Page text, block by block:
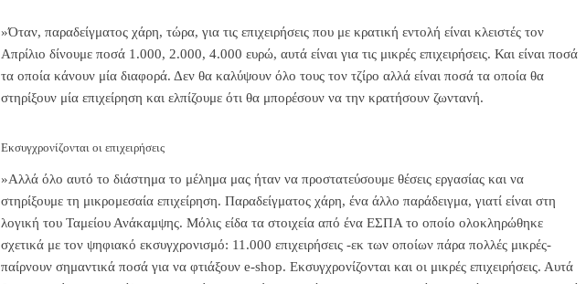
»Όταν, παραδείγματος χάρη, τώρα, για τις επιχειρήσεις που με κρατική εντολή είναι κλειστές τον
Απρίλιο δίνουμε ποσά 1.000, 2.000, 4.000 ευρώ, αυτά είναι για τις μικρές επιχειρήσεις. Και είναι ποσά
τα οποία κάνουν μία διαφορά. Δεν θα καλύψουν όλο τους τον τζίρο αλλά είναι ποσά τα οποία θα
στηρίξουν μία επιχείρηση και ελπίζουμε ότι θα μπορέσουν να την κρατήσουν ζωντανή.
Εκσυγχρονίζονται οι επιχειρήσεις
»Αλλά όλο αυτό το διάστημα το μέλημα μας ήταν να προστατεύσουμε θέσεις εργασίας και να
στηρίξουμε τη μικρομεσαία επιχείρηση. Παραδείγματος χάρη, ένα άλλο παράδειγμα, γιατί είναι στη
λογική του Ταμείου Ανάκαμψης. Μόλις είδα τα στοιχεία από ένα ΕΣΠΑ το οποίο ολοκληρώθηκε
σχετικά με τον ψηφιακό εκσυγχρονισμό: 11.000 επιχειρήσεις -εκ των οποίων πάρα πολλές μικρές-
παίρνουν σημαντικά ποσά για να φτιάξουν e-shop. Εκσυγχρονίζονται και οι μικρές επιχειρήσεις. Αυτά